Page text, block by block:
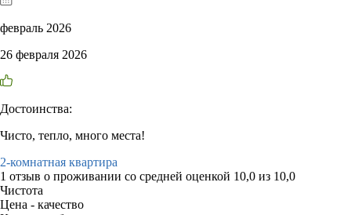
февраль 2026
26 февраля 2026
Достоинства:
Чисто, тепло, много места!
2-комнатная квартира
1 отзыв о проживании со средней оценкой 10,0 из 10,0
Чистота
Цена - качество